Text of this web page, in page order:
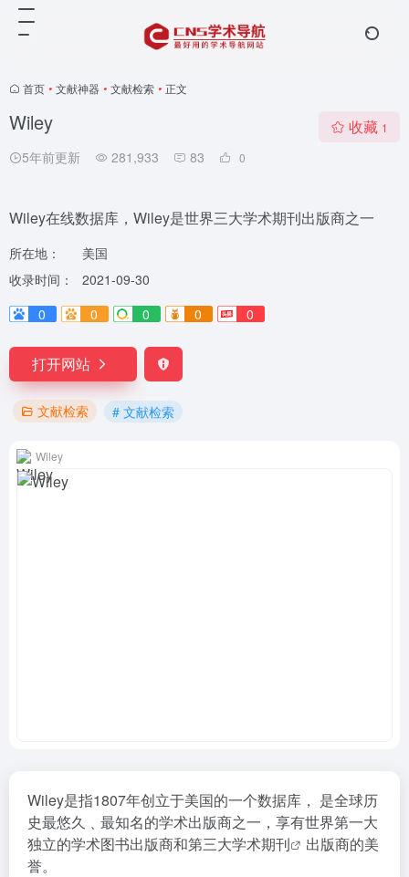
首页 • 文献神器 • 文献检索 • 正文
Wiley
5年前更新 281,933 83 0
收藏 1
Wiley在线数据库，Wiley是世界三大学术期刊出版商之一
所在地：
美国
收录时间：
2021-09-30
0
0 0 0 0
打开网站
文献检索 # 文献检索
Wiley
Wiley是指1807年创立于美国的一个数据库， 是全球历
史最悠久﹑最知名的学术出版商之一，享有世界第一大
独立的学术图书出版商和第三大学术期刊
出版商的美
誉。